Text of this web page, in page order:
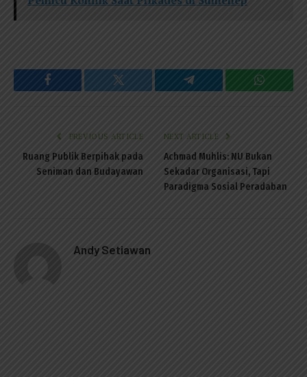
Facebook Twitter Telegram
PREVIOUS ARTICLE
Ruang Publik Berpihak pada
Seniman dan Budayawan
NEXT ARTICLE
Achmad Muhlis: NU Bukan
Sekadar Organisasi, Tapi
Paradigma Sosial Peradaban
Andy Setiawan